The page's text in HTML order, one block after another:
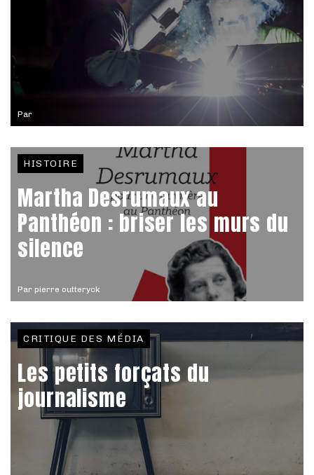
Par
Par pierre outteryck
HISTOIRE
Martha Desrumaux au
Panthéon : briser les murs du
silence
CRITIQUE DES MÉDIA
Les petits forçats du
journalisme